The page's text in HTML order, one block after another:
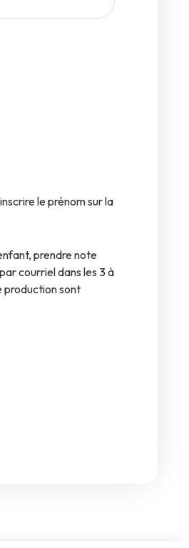
le prénom sur la
prendre note
courriel dans les 3 à
production sont